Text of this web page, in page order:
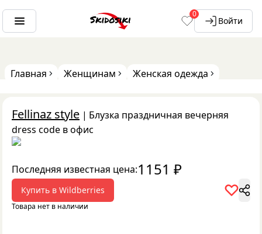
0
Войти
Главная Женщинам Женская одежда
Fellinaz style | Блузка праздничная вечерняя
dress code в офис
Последняя известная цена:1151 ₽
Купить в Wildberries
Товара нет в наличии